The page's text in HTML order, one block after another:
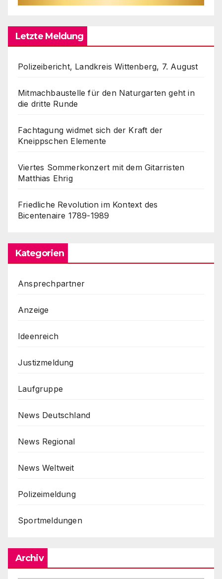
Letzte Meldung
Polizeibericht, Landkreis Wittenberg, 7. August
Mitmachbaustelle für den Naturgarten geht in
die dritte Runde
Fachtagung widmet sich der Kraft der
Kneippschen Elemente
Viertes Sommerkonzert mit dem Gitarristen
Matthias Ehrig
Friedliche Revolution im Kontext des
Bicentenaire 1789-1989
Kategorien
Ansprechpartner
Anzeige
Ideenreich
Justizmeldung
Laufgruppe
News Deutschland
News Regional
News Weltweit
Polizeimeldung
Sportmeldungen
Archiv